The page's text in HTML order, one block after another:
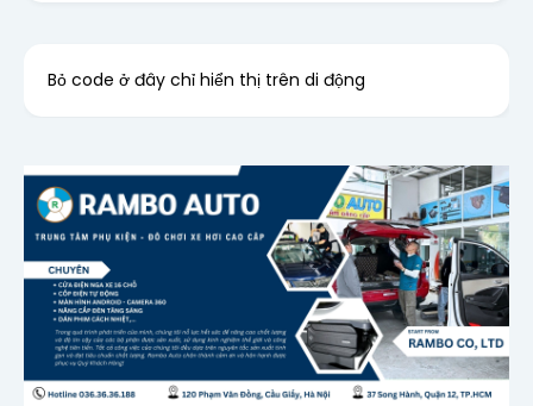
Bỏ code ở đây chỉ hiển thị trên di động